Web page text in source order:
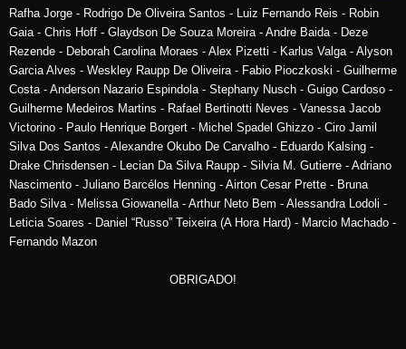
Rafha Jorge - Rodrigo De Oliveira Santos - Luiz Fernando Reis - Robin
Gaia - Chris Hoff - Glaydson De Souza Moreira - Andre Baida - Deze
Rezende - Deborah Carolina Moraes - Alex Pizetti - Karlus Valga - Alyson
Garcia Alves - Weskley Raupp De Oliveira - Fabio Pioczkoski - Guilherme
Costa - Anderson Nazario Espindola - Stephany Nusch - Guigo Cardoso -
Guilherme Medeiros Martins - Rafael Bertinotti Neves - Vanessa Jacob
Victorino - Paulo Henrique Borgert - Michel Spadel Ghizzo - Ciro Jamil
Silva Dos Santos - Alexandre Okubo De Carvalho - Eduardo Kalsing -
Drake Chrisdensen - Lecian Da Silva Raupp - Silvia M. Gutierre - Adriano
Nascimento - Juliano Barcélos Henning - Airton Cesar Prette - Bruna
Bado Silva - Melissa Giowanella - Arthur Neto Bem - Alessandra Lodoli -
Leticia Soares - Daniel “Russo” Teixeira (A Hora Hard) - Marcio Machado -
Fernando Mazon
OBRIGADO!